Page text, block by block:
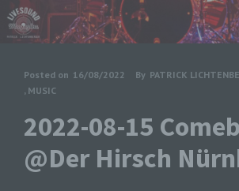
Posted on 16/08/2022 By PATRICK
, MUSIC
2022-08-15
@Der Hirsch